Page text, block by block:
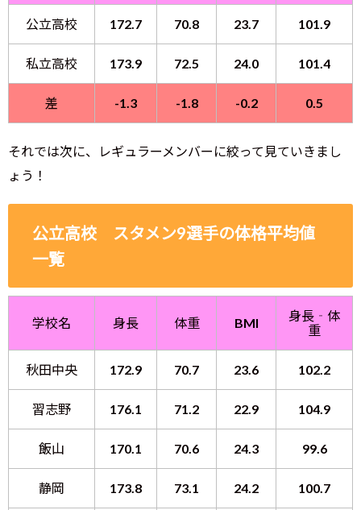
公立高校 172.7 70.8 23.7 101.9
私立高校 173.9 72.5 24.0 101.4
差 -1.3 -1.8 -0.2 0.5
それでは次に、レギュラーメンバーに絞って見ていきまし
ょう！
公立高校 スタメン9選手の体格平均値
一覧
学校名 身長 体重 BMI
身長‐体
重
秋田中央 172.9 70.7 23.6 102.2
習志野 176.1 71.2 22.9 104.9
飯山 170.1 70.6 24.3 99.6
静岡 173.8 73.1 24.2 100.7